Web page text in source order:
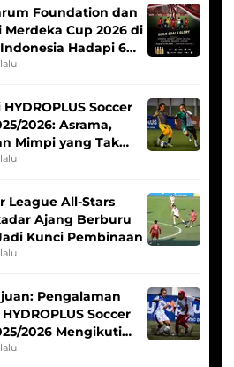
Foundation dan
Merdeka Cup 2026 di
Hadapi 6
Soccer
2026: Asrama,
Mimpi yang Tak
League All-Stars
Ajang Berburu
Kunci Pembinaan
Pengalaman
Soccer
2026 Mengikuti
Putri